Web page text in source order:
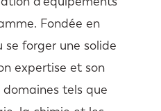
Fondée en
se forger une solide
expertise et son
tels que